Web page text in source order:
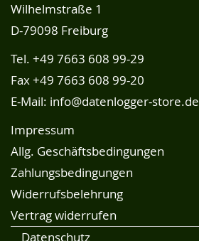
Wilhelmstraße 1
D-79098 Freiburg
Tel. +49 7663 608 99-29
Fax +49 7663 608 99-20
E-Mail: info@datenlogger-store.de
Impressum
Allg. Geschäftsbedingungen
Zahlungsbedingungen
Widerrufsbelehrung
Vertrag widerrufen
Datenschutz